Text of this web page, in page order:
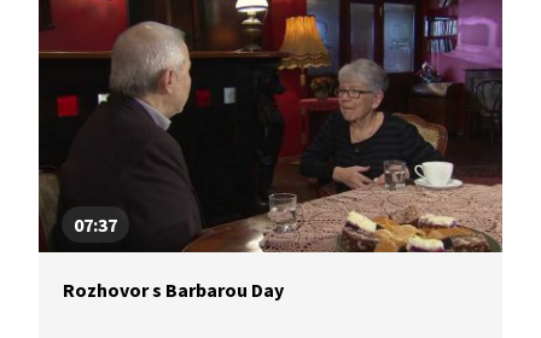
07:37
Rozhovor s Barbarou Day